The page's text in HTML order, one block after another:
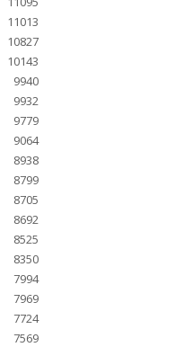
11013
10827
10143
9940
9932
9779
9064
8938
8799
8705
8692
8525
8350
7994
7969
7724
7569